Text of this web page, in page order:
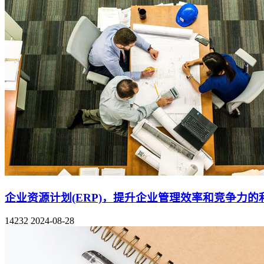
企业资源计划(ERP)，提升企业管理效率和竞争力的
14232 2024-08-28